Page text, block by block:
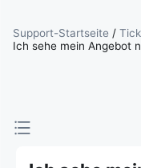
Support-Startseite /
Ich sehe mein Angebot